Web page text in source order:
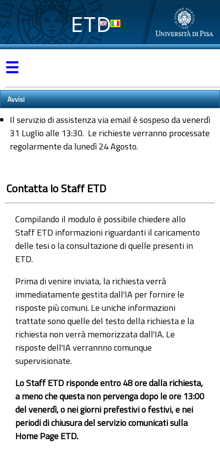
ETD
☰
Avvisi
Il servizio di assistenza via email è sospeso da venerdì
31 Luglio alle 13:30. Le richieste verranno processate
regolarmente da lunedì 24 Agosto.
Contatta lo Staff ETD
Compilando il modulo è possibile chiedere allo
Staff ETD informazioni riguardanti il caricamento
delle tesi o la consultazione di quelle presenti in
ETD.
Prima di venire inviata, la richiesta verrà
immediatamente gestita dall'IA per fornire le
risposte più comuni. Le uniche informazioni
trattate sono quelle del testo della richiesta e la
richiesta non verrà memorizzata dall'IA. Le
risposte dell'IA verrannno comunque
supervisionate.
Lo Staff ETD risponde entro 48 ore dalla richiesta,
a meno che questa non pervenga dopo le ore 13:00
del venerdì, o nei giorni prefestivi o festivi, e nei
periodi di chiusura del servizio comunicati sulla
Home Page ETD.